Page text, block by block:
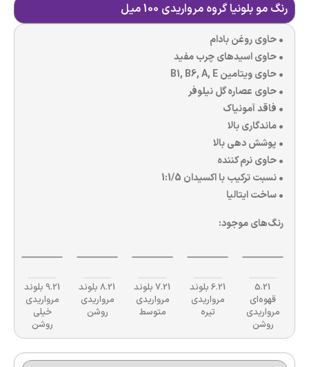
رنگ مو بلونیا گروه مرواریدی 100 میل
• حاوی روغن بادام
• حاوی اسیدهای چرب مفید
• حاوی ویتامین B1, B6, A, E
• حاوی عصاره گل نیلوفر
• فاقد آمونیاک
• ماندگاری بالا
• پوشش دهی بالا
• حاوی نرم کننده
• نسبت ترکیب با اکسیدان 1:1/5
• ساخت ایتالیا
رنگ‌های موجود:
5.21
قهوه‌ای
مرواریدی
روشن
6.21 بلوند
مرواریدی
تیره
7.21 بلوند
مرواریدی
متوسط
8.21 بلوند
مرواریدی
روشن
9.21 بلوند
مرواریدی
خیلی
روشن